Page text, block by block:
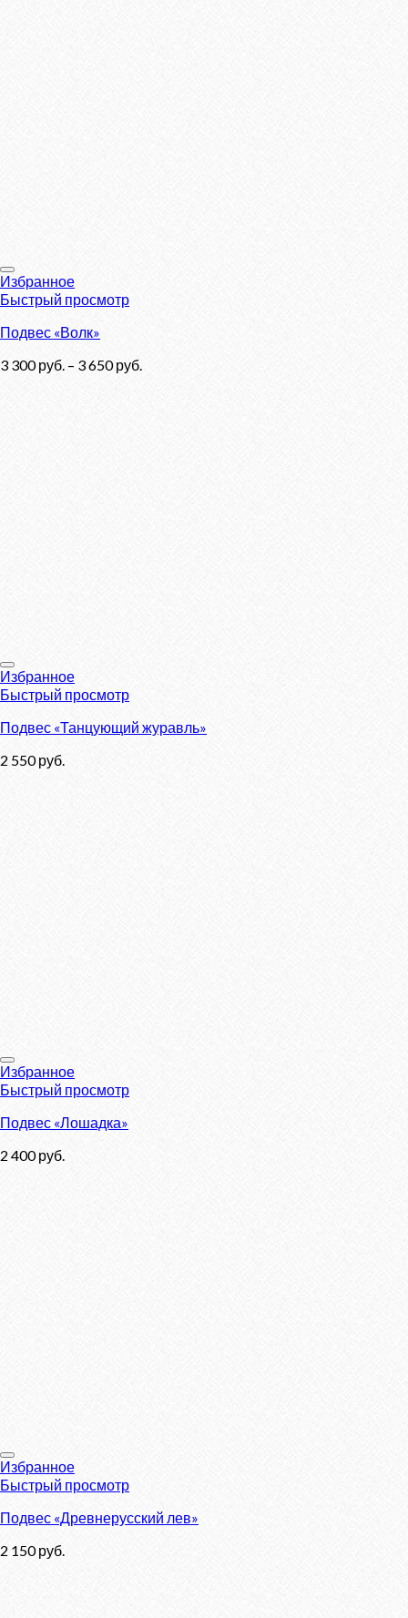
Избранное
Быстрый просмотр
Подвес «Волк»
3 300руб. – 3 650руб.
Избранное
Быстрый просмотр
Подвес «Танцующий журавль»
2 550руб.
Избранное
Быстрый просмотр
Подвес «Лошадка»
2 400руб.
Избранное
Быстрый просмотр
Подвес «Древнерусский лев»
2 150руб.